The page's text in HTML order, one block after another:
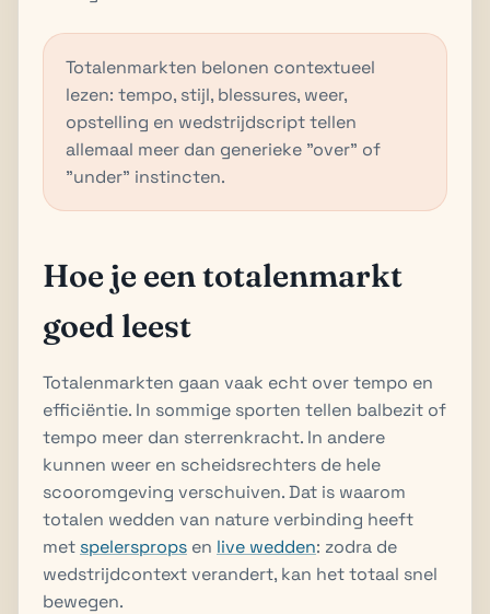
Totalenmarkten belonen contextueel
lezen: tempo, stijl, blessures, weer,
opstelling en wedstrijdscript tellen
allemaal meer dan generieke "over" of
"under" instincten.
Hoe je een totalenmarkt
goed leest
Totalenmarkten gaan vaak echt over tempo en
efficiëntie. In sommige sporten tellen balbezit of
tempo meer dan sterrenkracht. In andere
kunnen weer en scheidsrechters de hele
scooromgeving verschuiven. Dat is waarom
totalen wedden van nature verbinding heeft
met spelersprops en live wedden: zodra de
wedstrijdcontext verandert, kan het totaal snel
bewegen.